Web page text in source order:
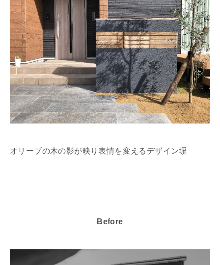
オリーブの木の影が映り表情を変えるデザイン塀
Before